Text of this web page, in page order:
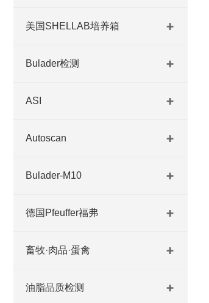
美国SHELLAB培养箱
Bulader检测
ASI
Autoscan
Bulader-M10
德国Pfeuffer福弗
畜牧·肉品·蛋禽
油脂品质检测